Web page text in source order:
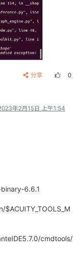
分享 0
年2月15日 上午1:54
6.6.1
$ACUITY_TOOLS_M
cmdtools/